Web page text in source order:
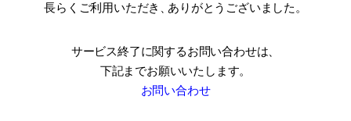
長らくご利用いただき ありがとうございました。
サービス終了に関するお問い合わせは、
下記までお願いいたします。
お問い合わせ